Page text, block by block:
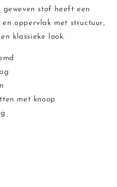
geweven stof heeft een
oppervlak met structuur,
klassieke look.
met knoop